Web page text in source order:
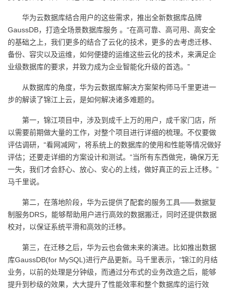
华为云数据库结合用户的这些需求，推出全新数据库品牌
GaussDB，打造全场景数据库服务 。“在高可靠、高可用、高安全
的基础之上，我们更多的结合了云化的技术，更多的去考虑迁移、
备份、容灾以及运维，如何便捷的运维这些云化的技术，来满足企
业级数据库的要求，并致力成为企业智能化升级的首选。”
从数据库的角度，华为云数据库解决方案架构师马千里更进一
步的解读了锦江上云，是如何解决诸多难题的。
第一，锦江项目中，涉及到成千上万的用户，成千家门店，所
以需要前期做大量的工作，对整个项目进行详细的梳理。不仅要做
评估调研，“看网减网”，将系统上的数据库的使用和性能等情况做好
评估；还要走详细的方案设计和测试。“当所有东西做完，确保万无
一失，我们才会舒心、放心、安心的上线，做好真正的云上迁移。”
马千里说。
第二，在落地阶段，华为云提供了配套的服务工具——数据复
制服务DRS，能够帮助用户进行高效的数据搬迁，同时还提供数据
校对，以保证系统平滑和高效的迁移。
第三，在迁移之后，华为云也会做未来的演进。比如推出数据
库GaussDB(for MySQL)进行产品更新。马千里表示，“锦江的月结
业务，以前的处理是分钟级，而通过分布式的业务改造之后，能够
提升到秒级的效果，大大提升了性能效率和整个数据库的运行效